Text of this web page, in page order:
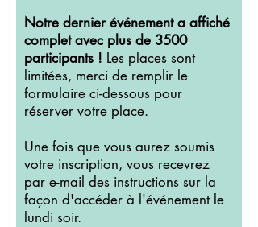
Notre dernier événement a affiché
complet avec plus de 3500
participants ! Les places sont
limitées, merci de remplir le
formulaire ci-dessous pour
réserver votre place.
Une fois que vous aurez soumis
votre inscription, vous recevrez
par e-mail des instructions sur la
façon d'accéder à l'événement le
lundi soir.